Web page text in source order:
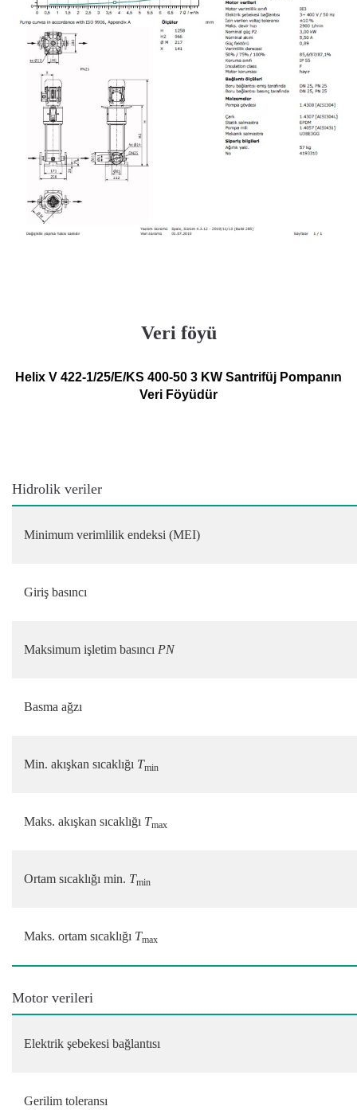
Veri föyü
Helix V 422-1/25/E/KS 400-50 3 KW Santrifüj Pompanın
Veri Föyüdür
Hidrolik veriler
Minimum verimlilik endeksi (MEI)
Giriş basıncı
Maksimum işletim basıncı PN
Basma ağzı
Min. akışkan sıcaklığı Tmin
Maks. akışkan sıcaklığı Tmax
Ortam sıcaklığı min. Tmin
Maks. ortam sıcaklığı Tmax
Motor verileri
Elektrik şebekesi bağlantısı
Gerilim toleransı